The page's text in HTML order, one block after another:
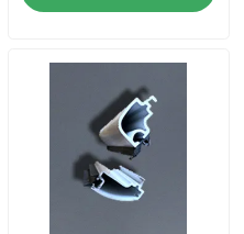
اتصل بنا
اطلب اقتباس
ملامح الباب UPVC